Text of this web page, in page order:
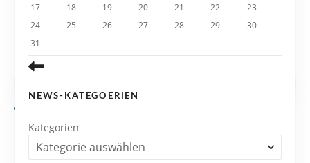
17
18 19 20 21 22
23
24
25 26 27 28 29
30
31
NEWS-KATEGOERIEN
Kategorien